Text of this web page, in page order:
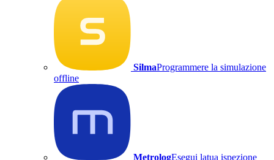
SilmaProgrammere la simulazione
offline
MetrologEsegui latua ispezione